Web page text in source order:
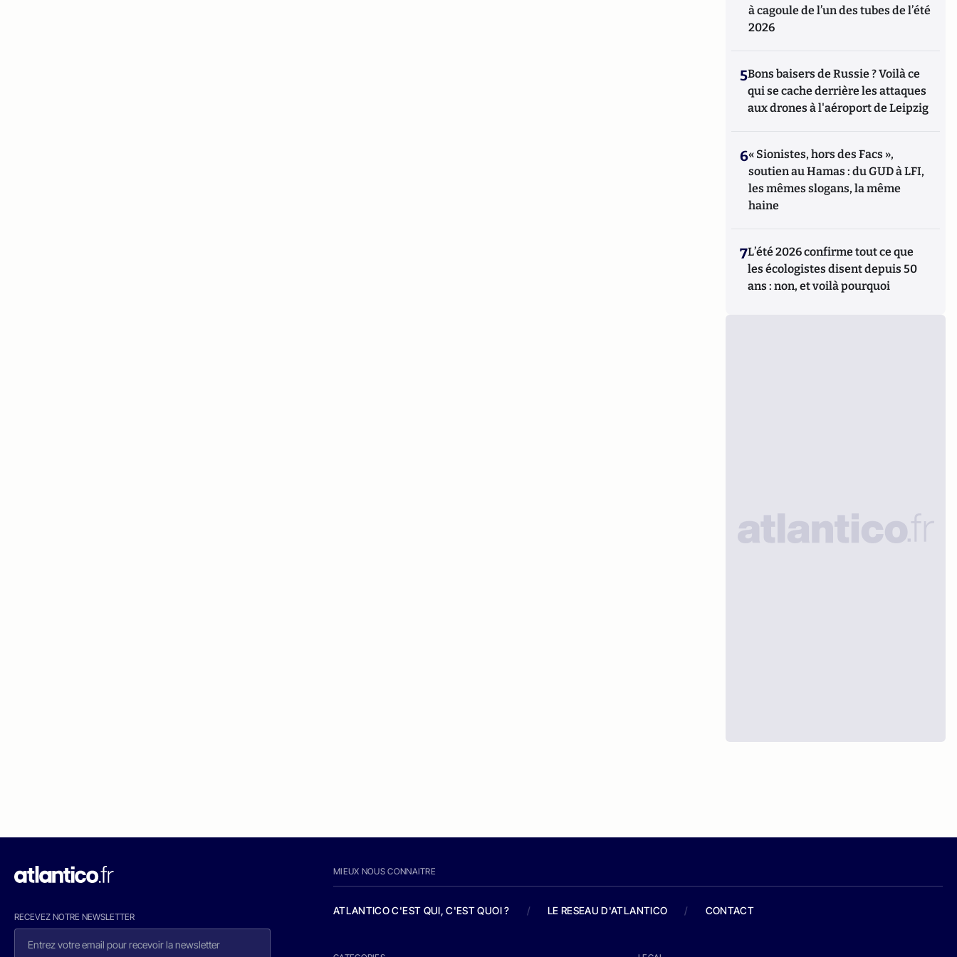
à cagoule de l’un des tubes de l’été
2026
5Bons baisers de Russie ? Voilà ce
qui se cache derrière les attaques
aux drones à l'aéroport de Leipzig
6« Sionistes, hors des Facs »,
soutien au Hamas : du GUD à LFI,
les mêmes slogans, la même
haine
7L’été 2026 confirme tout ce que
les écologistes disent depuis 50
ans : non, et voilà pourquoi
RECEVEZ NOTRE NEWSLETTER
MIEUX NOUS CONNAITRE
ATLANTICO C'EST QUI, C'EST QUOI ? / LE RESEAU D'ATLANTICO / CONTACT